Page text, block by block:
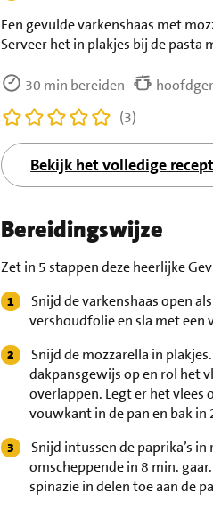
Een gevulde varkenshaas met
Serveer het in plakjes bij de pasta
30 min bereiden
(3)
Bekijk het volledige recept
Bereidingswijze
Zet in 5 stappen deze heerlijke
Snijd de varkenshaas open
vershoudfolie en sla met een
Snijd de mozzarella in
dakpansgewijs op en rol het
overlappen. Legt er het vlees
vouwkant in de pan en bak in
Snijd intussen de paprika’s
omscheppende in 8 min.
spinazie in delen toe aan de